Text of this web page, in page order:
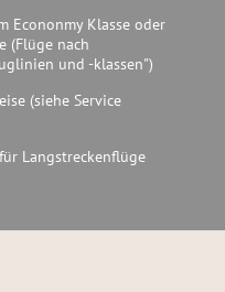
Econonmy Klasse oder
(Flüge nach
und -klassen")
(siehe Service
Langstreckenflüge